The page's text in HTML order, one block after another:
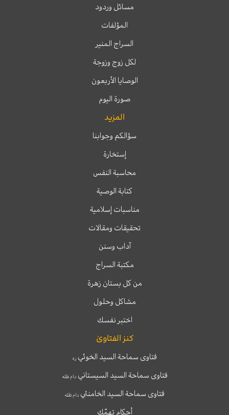
مسائل وردود
المؤلفات
السراج المنير
لكل زوج وزوجة
الوصايا الأربعون
صورة اليوم
المزيد
سؤالكم وجوابنا
إستخارة
محاسبة النفس
كتابة الوصية
مناسبات إسلامية
تحقيقات ومقالات
آداب وسنن
مكتبة السراج
من كل بستان زهرة
مشاكل وحلول
اختبر نفسك
كنز الفتاوىٰ
فتاوى سماحة السيد الخوئيره
فتاوى سماحة السيد السيستانيدام ظله
فتاوى سماحة السيد الخامنئي دام ظله
أحكام تهمّك